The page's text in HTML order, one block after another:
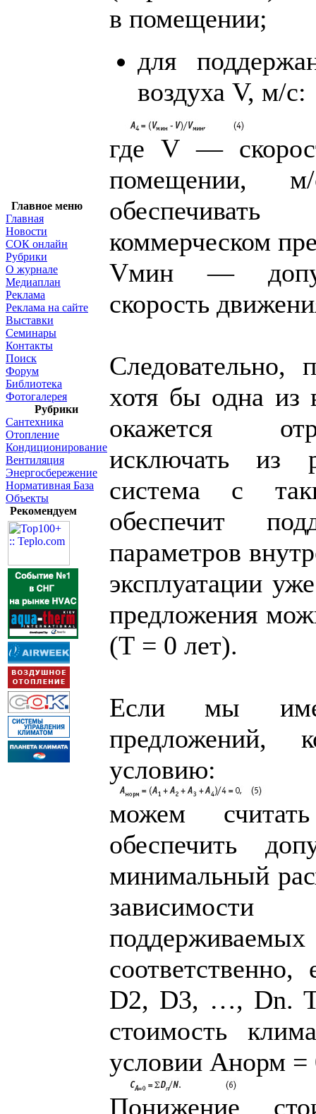
Главное меню
Главная
Новости
СОК онлайн
Рубрики
О журнале
Медиаплан
Реклама
Реклама на сайте
Выставки
Семинары
Контакты
Поиск
Форум
Библиотека
Фотогалерея
Рубрики
Сантехника
Отопление
Кондиционирование
Вентиляция
Энергосбережение
Нормативная База
Объекты
Рекомендуем
в помещении;
для
воздуха V, м/с:
где V —
помещении,
коммерческом
Vмин —
скорость
Следовательно,
хотя бы одна
окажется
исключать из
система с
обеспечит
параметров
эксплуатации
предложения
(Т = 0 лет).
Если мы
предложений,
условию:
можем
обеспечить
минимальный
D2, D3, …, Dn.
стоимость
условии Анорм =
Понижение